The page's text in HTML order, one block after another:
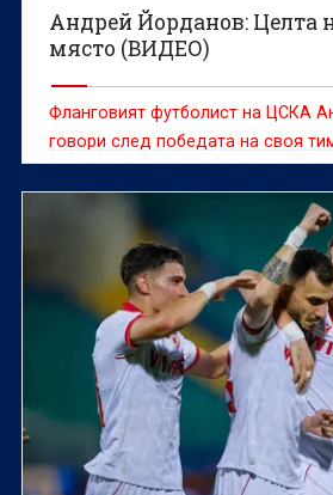
Андрей Йорданов: Целта
място (ВИДЕО)
Фланговият футболист на ЦСКА
говори след победата на своя